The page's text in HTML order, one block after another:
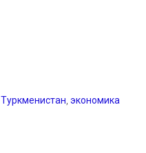
Туркменистан экономика